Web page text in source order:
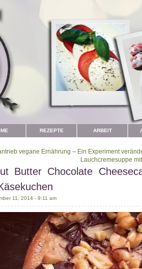
REZEPTE ARBEIT
vegane Ernährung – Ein Experiment
Lauchcremesuppe
Butter Chocolate
11, 2014 - 9:11 am